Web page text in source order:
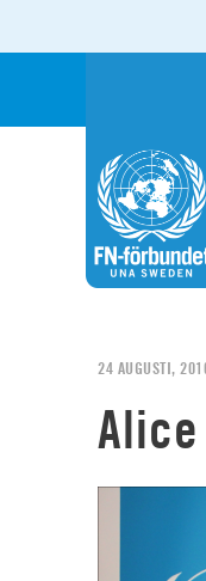
24 AUGUSTI,